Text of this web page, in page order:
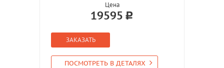
Цена
19595
ЗАКАЗАТЬ
ПОСМОТРЕТЬ В ДЕТАЛЯХ